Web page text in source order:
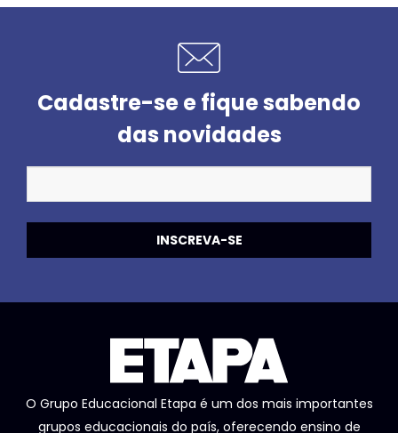
Cadastre-se e fique sabendo
das novidades
O Grupo Educacional Etapa é um dos mais importantes
grupos educacionais do país, oferecendo ensino de